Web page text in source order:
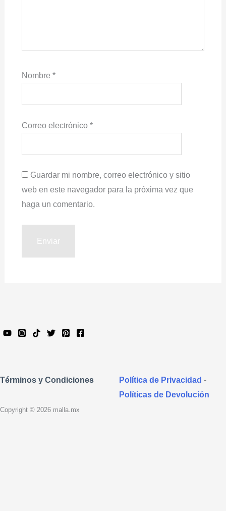
Nombre *
Correo electrónico *
Guardar mi nombre, correo electrónico y sitio
web en este navegador para la próxima vez que
haga un comentario.
Términos y Condiciones Política de Privacidad -
Políticas de Devolución
Copyright © 2026 malla.mx